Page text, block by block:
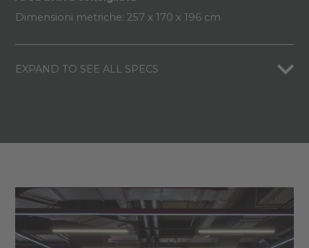
Dimensioni metriche: 257 x 170 x 196 cm
EXPAND TO SEE ALL SPECS